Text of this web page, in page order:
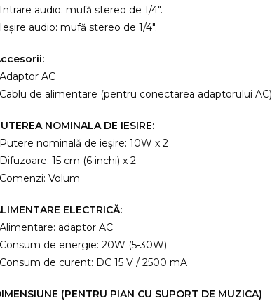
Intrare audio: mufă stereo de 1/4″.
Ieșire audio: mufă stereo de 1/4″.
Adaptor AC
Cablu de alimentare (pentru conectarea adaptorului AC)
NOMINALA DE IESIRE:
Putere nominală de ieșire: 10W x 2
Difuzoare: 15 cm (6 inchi) x 2
Comenzi: Volum
ELECTRICĂ:
Alimentare: adaptor AC
Consum de energie: 20W (5-30W)
Consum de curent: DC 15 V / 2500 mA
(PENTRU PIAN CU SUPORT DE MUZICA)